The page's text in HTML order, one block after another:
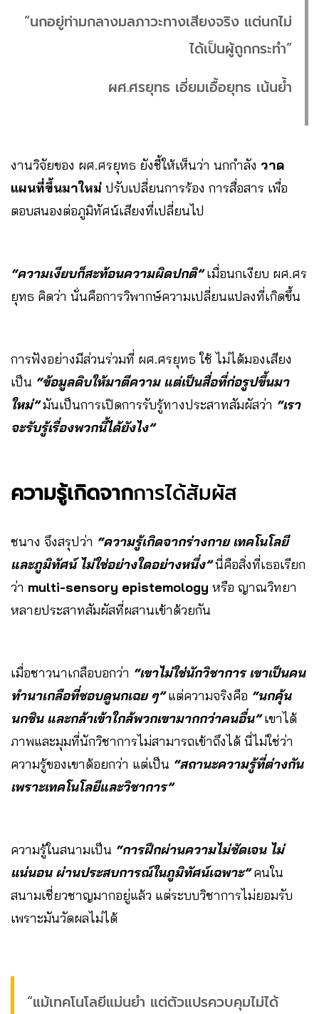
“นกอยู่ท่ามกลางมลภาวะทางเสียงจริง แต่นกไม่
ได้เป็นผู้ถูกกระทำ”
ผศ.ศรยุทธ เอี่ยมเอื้อยุทธ เน้นย้ำ
งานวิจัยของ ผศ.ศรยุทธ ยังชี้ให้เห็นว่า นกกำลัง วาด
แผนที่ขึ้นมาใหม่ ปรับเปลี่ยนการร้อง การสื่อสาร เพื่อ
ตอบสนองต่อภูมิทัศน์เสียงที่เปลี่ยนไป
“ความเงียบก็สะท้อนความผิดปกติ”เมื่อนกเงียบ ผศ.ศร
ยุทธ คิดว่า นั่นคือการวิพากษ์ความเปลี่ยนแปลงที่เกิดขึ้น
การฟังอย่างมีส่วนร่วมที่ ผศ.ศรยุทธ ใช้ ไม่ได้มองเสียง
เป็น “ข้อมูลดิบให้มาตีความ แต่เป็นสื่อที่ก่อรูปขึ้นมา
ใหม่”มันเป็นการเปิดการรับรู้ทางประสาทสัมผัสว่า “เรา
จะรับรู้เรื่องพวกนี้ได้ยังไง”
ความรู้เกิดจากการได้สัมผัส
ชนาง จึงสรุปว่า “ความรู้เกิดจากร่างกาย เทคโนโลยี
และภูมิทัศน์ ไม่ใช่อย่างใดอย่างหนึ่ง”นี่คือสิ่งที่เธอเรียก
ว่า multi-sensory epistemology หรือ ญาณวิทยา
หลายประสาทสัมผัสที่ผสานเข้าด้วยกัน
เมื่อชาวนาเกลือบอกว่า “เขาไม่ใช่นักวิชาการ เขาเป็นคน
ทำนาเกลือที่ชอบดูนกเฉย ๆ”แต่ความจริงคือ “นกคุ้น
นกชิน และกล้าเข้าใกล้พวกเขามากกว่าคนอื่น”เขาได้
ภาพและมุมที่นักวิชาการไม่สามารถเข้าถึงได้ นี่ไม่ใช่ว่า
ความรู้ของเขาด้อยกว่า แต่เป็น “สถานะความรู้ที่ต่างกัน
เพราะเทคโนโลยีและวิชาการ”
ความรู้ในสนามเป็น “การฝึกผ่านความไม่ชัดเจน ไม่
แน่นอน ผ่านประสบการณ์ในภูมิทัศน์เฉพาะ”คนใน
สนามเชี่ยวชาญมากอยู่แล้ว แต่ระบบวิชาการไม่ยอมรับ
เพราะมันวัดผลไม่ได้
“แม้เทคโนโลยีแม่นยำ แต่ตัวแปรควบคุมไม่ได้